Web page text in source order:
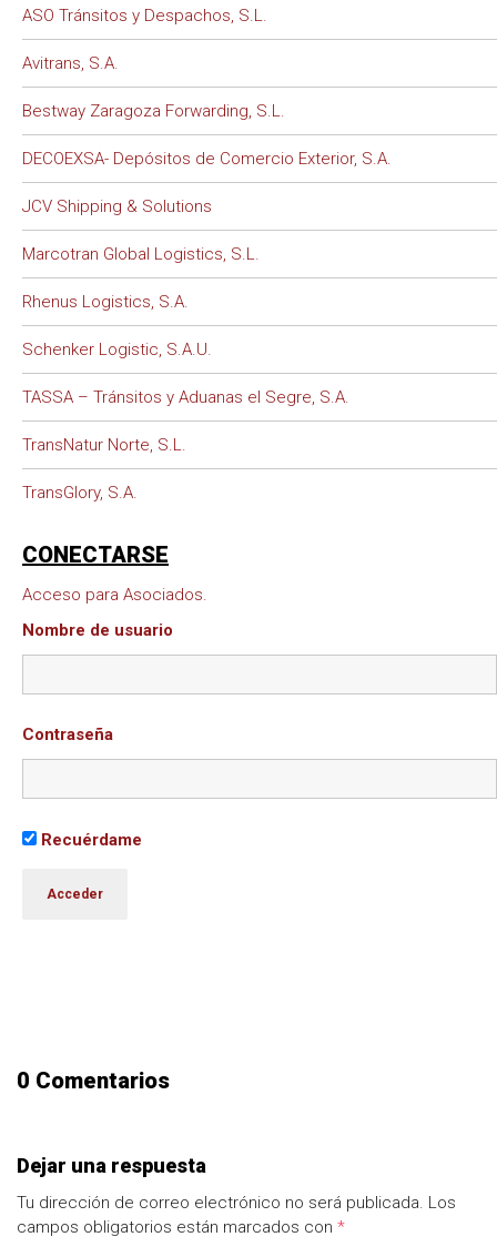
ASO Tránsitos y Despachos, S.L.
Avitrans, S.A.
Bestway Zaragoza Forwarding, S.L.
DECOEXSA- Depósitos de Comercio Exterior, S.A.
JCV Shipping & Solutions
Marcotran Global Logistics, S.L.
Rhenus Logistics, S.A.
Schenker Logistic, S.A.U.
TASSA – Tránsitos y Aduanas el Segre, S.A.
TransNatur Norte, S.L.
TransGlory, S.A.
CONECTARSE
Acceso para Asociados.
Nombre de usuario
Contraseña
Recuérdame
0 Comentarios
Dejar una respuesta
Tu dirección de correo electrónico no será publicada. Los
campos obligatorios están marcados con *